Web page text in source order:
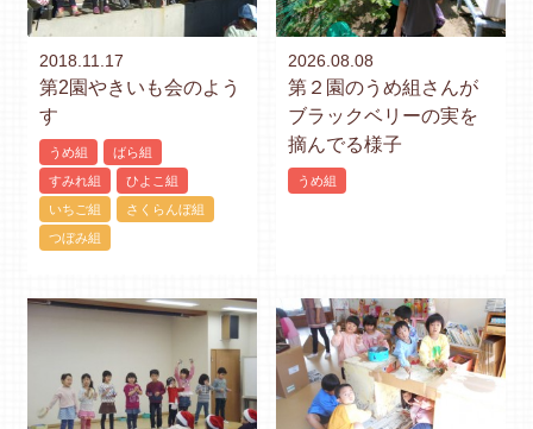
2018.11.17
第2園やきいも会のよう
す
うめ組
ばら組
すみれ組
ひよこ組
いちご組
さくらんぼ組
つぼみ組
2026.08.08
第２園のうめ組さんが
ブラックベリーの実を
摘んでる様子
うめ組